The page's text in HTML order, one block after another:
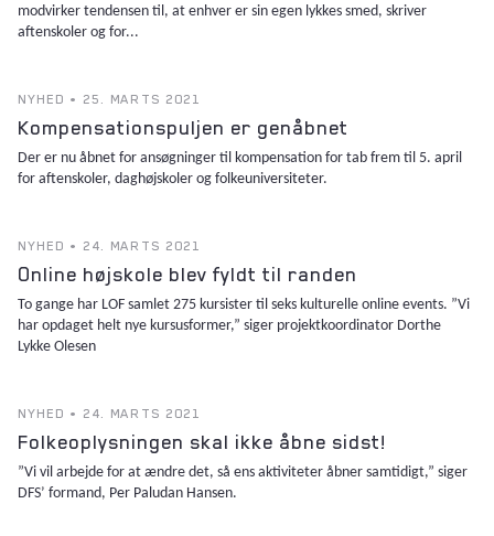
modvirker tendensen til, at enhver er sin egen lykkes smed, skriver
aftenskoler og for...
NYHED • 25. MARTS 2021
Kompensationspuljen er genåbnet
Der er nu åbnet for ansøgninger til kompensation for tab frem til 5. april
for aftenskoler, daghøjskoler og folkeuniversiteter.
NYHED • 24. MARTS 2021
Online højskole blev fyldt til randen
To gange har LOF samlet 275 kursister til seks kulturelle online events. ”Vi
har opdaget helt nye kursusformer,” siger projektkoordinator Dorthe
Lykke Olesen
NYHED • 24. MARTS 2021
Folkeoplysningen skal ikke åbne sidst!
”Vi vil arbejde for at ændre det, så ens aktiviteter åbner samtidigt,” siger
DFS’ formand, Per Paludan Hansen.